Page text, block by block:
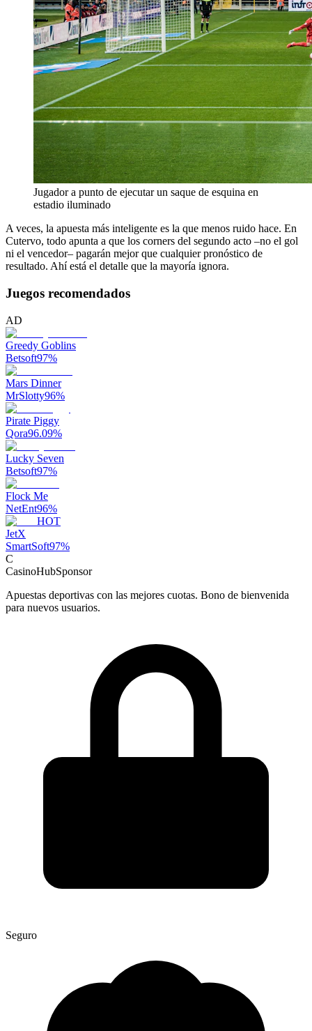
Jugador a punto de ejecutar un saque de esquina en
estadio iluminado
A veces, la apuesta más inteligente es la que menos ruido hace. En
Cutervo, todo apunta a que los corners del segundo acto –no el gol
ni el vencedor– pagarán mejor que cualquier pronóstico de
resultado. Ahí está el detalle que la mayoría ignora.
Juegos recomendados
AD
Greedy Goblins
Betsoft97%
Mars Dinner
MrSlotty96%
Pirate Piggy
Qora96.09%
Lucky Seven
Betsoft97%
Flock Me
NetEnt96%
HOT
JetX
SmartSoft97%
C
CasinoHubSponsor
Apuestas deportivas con las mejores cuotas. Bono de bienvenida
para nuevos usuarios.
Seguro